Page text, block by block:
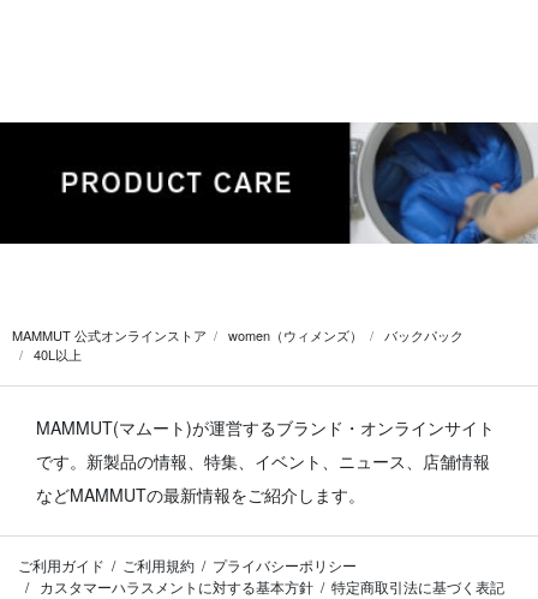
MAMMUT 公式オンラインストア women（ウィメンズ）
バックパック
40L以上
MAMMUT(マムート)が運営するブランド・オンラインサイト
です。 新製品の情報、特集、イベント、ニュース、店舗情報
などMAMMUTの最新情報をご紹介します。
ご利用ガイド ご利用規約
プライバシーポリシー
カスタマーハラスメントに対する基本方針
特定商取引法に基づく表記